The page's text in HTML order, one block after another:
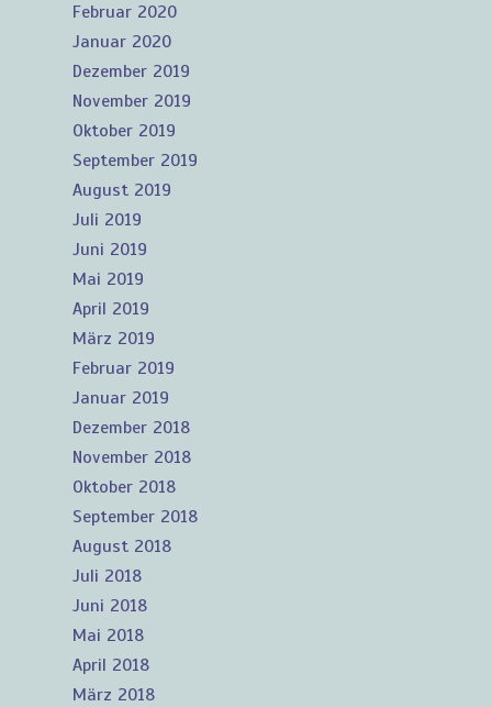
Februar 2020
Januar 2020
Dezember 2019
November 2019
Oktober 2019
September 2019
August 2019
Juli 2019
Juni 2019
Mai 2019
April 2019
März 2019
Februar 2019
Januar 2019
Dezember 2018
November 2018
Oktober 2018
September 2018
August 2018
Juli 2018
Juni 2018
Mai 2018
April 2018
März 2018